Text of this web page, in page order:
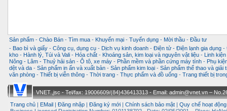
Sản phẩm - Chào Bán - Tìm mua - Khuyến mại - Tuyển dụng - Mời thầu - Đầu tư
- Bao bì và giấy - Công cụ, dụng cụ - Dịch vụ kinh doanh - Điện tử - Điện lạnh gia dụng -
kho - Hành lý, Túi và Vali - Hóa chất - Khoáng sản, kim loại và nguyên vật liệu -
Linh
Nông - Lâm - Thuỷ hải sản - Ô tô, xe máy - Phần mềm và phần cứng máy tính - Phụ
dệt và da - Sản phẩm in ấn và xuất bản - Sản phẩm kim loại - Sản phẩm thể thao và giải
văn phòng - Thiết bị viễn thông - Thời trang - Thực phẩm và đồ uống - Trang thiết bị
VNET.,jsc - Tel/fax: 19006609/(84)436413313 - Email: admin@vnet.vn –
Trang chủ
EMail Đăng nhập Đăng ký mới Chính sách bảo mật Quy chế hoạt động